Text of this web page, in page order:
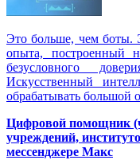
Это больше, чем боты.
опыта, построенный
безусловного
Искусственный
обрабатывать большой
Цифровой помощник
учреждений,
мессенджере Макс